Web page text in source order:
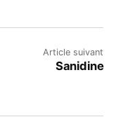
Article suivant
Sanidine